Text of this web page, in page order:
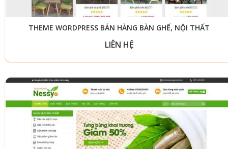
THEME WORDPRESS BÁN HÀNG BÀN GHẾ, NỘI THẤT
LIÊN HỆ